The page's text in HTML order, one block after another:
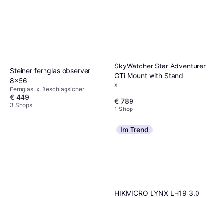
Steiner fernglas observer
8x56
Fernglas, x, Beschlagsicher
€ 449
3 Shops
SkyWatcher Star Adventurer
GTi Mount with Stand
x
€ 789
1 Shop
Im Trend
HIKMICRO LYNX LH19 3.0